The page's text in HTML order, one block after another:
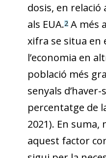
dosis, en relació
als EUA.2A més
xifra se situa en
l’economia en
població més
senyals
percentatge de
2021). En suma,
aquest factor